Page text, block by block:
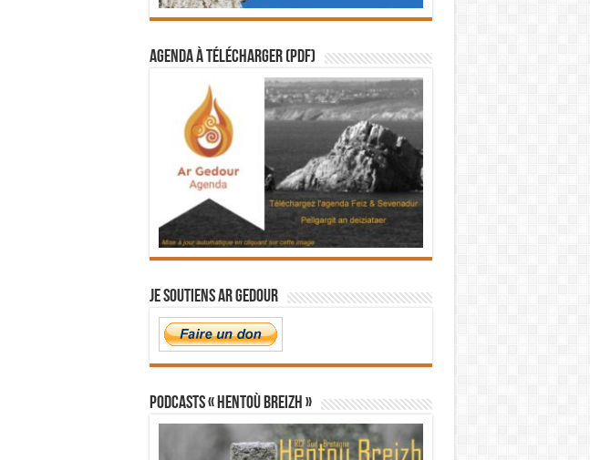
Agenda à télécharger (PDF)
Je soutiens Ar Gedour
PODCASTS « Hentoù Breizh »